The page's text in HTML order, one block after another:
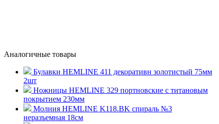
Аналогичные товары
Булавки HEMLINE 411 декоративн золотистый 75мм
2шт
Ножницы HEMLINE 329 портновские с титановым
покрытием 230мм
Молния HEMLINE K118.BK спираль №3
неразъемная 18см